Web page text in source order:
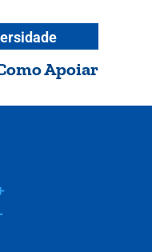
Apoiar